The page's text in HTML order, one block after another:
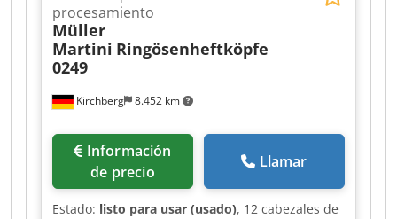
Kirchberg 8.452 km
procesamiento
Müller
Martini Ringösenheftköpfe
0249
de precio
Llamar
Estado: listo para usar (usado), 12 cabezales de